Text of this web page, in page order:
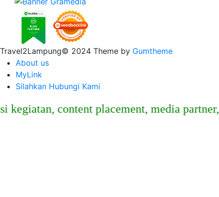
Travel2Lampung© 2024 Theme by Gumtheme
About us
MyLink
Silahkan Hubungi Kami
content placement, media partner,